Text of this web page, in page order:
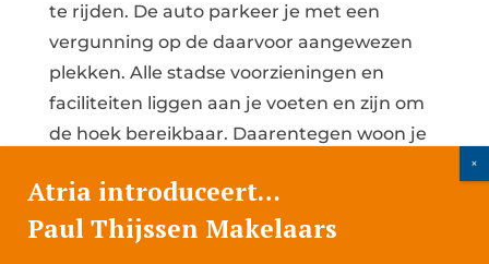
te rijden. De auto parkeer je met een
vergunning op de daarvoor aangewezen
plekken. Alle stadse voorzieningen en
faciliteiten liggen aan je voeten en zijn om
de hoek bereikbaar. Daarentegen woon je
uitzicht aan de achterzijde.
De woning:
Atria introduceert…
Paul Thijssen Makelaars